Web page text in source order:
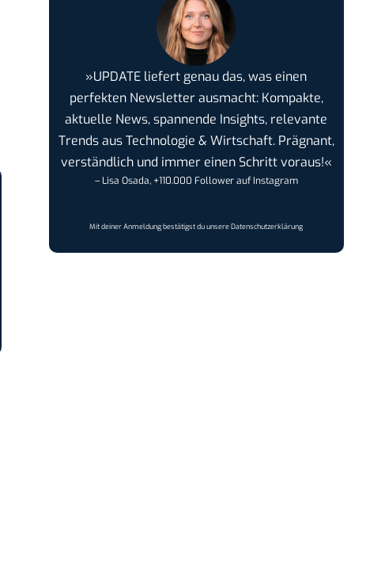
»UPDATE liefert genau das, was einen
perfekten Newsletter ausmacht: Kompakte,
aktuelle News, spannende Insights, relevante
Trends aus Technologie & Wirtschaft. Prägnant,
verständlich und immer einen Schritt voraus!«
– Lisa Osada, +110.000 Follower auf Instagram
Mit deiner Anmeldung bestätigst du unsereDatenschutzerklärung